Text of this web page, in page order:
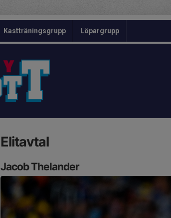
Kastträningsgrupp Löpargrupp
Elitavtal
Jacob Thelander